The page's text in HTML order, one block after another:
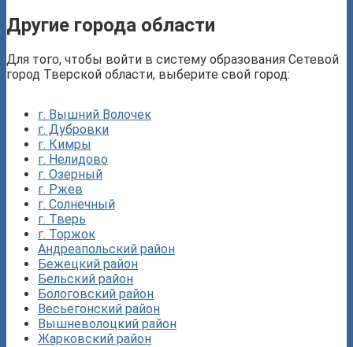
Другие города области
Для того, чтобы войти в систему образования Сетевой
город Тверской области, выберите свой город:
г. Вышний Волочек
г. Дубровки
г. Кимры
г. Нелидово
г. Озерный
г. Ржев
г. Солнечный
г. Тверь
г. Торжок
Андреапольский район
Бежецкий район
Бельский район
Бологовский район
Весьегонский район
Вышневолоцкий район
Жарковский район